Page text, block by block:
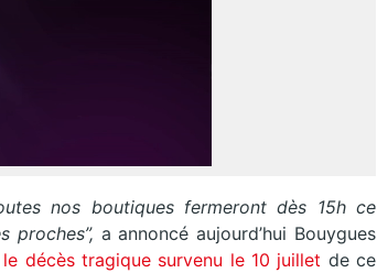
nos boutiques fermeront dès 15h ce
proches”, a annoncé aujourd’hui Bouygues
le décès tragique survenu le 10 juillet de ce